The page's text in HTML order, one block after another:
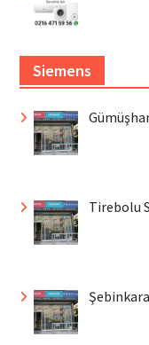
Siemens
Tirebolu